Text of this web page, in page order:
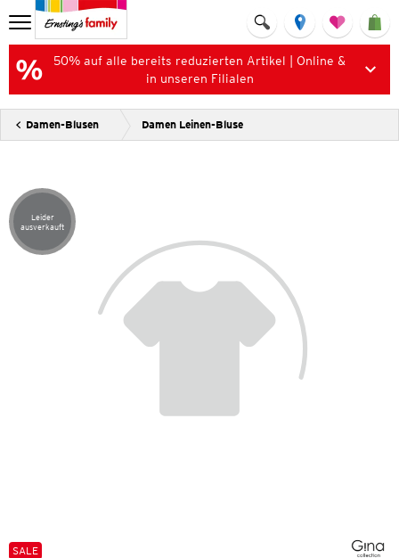
50% auf alle bereits reduzierten Artikel | Online &
in unseren Filialen
Damen-Blusen Damen Leinen-Bluse
Artikel leider ausverkauft
Leider
ausverkauft
SALE